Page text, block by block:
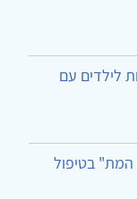
לילדים עם
בטיפול